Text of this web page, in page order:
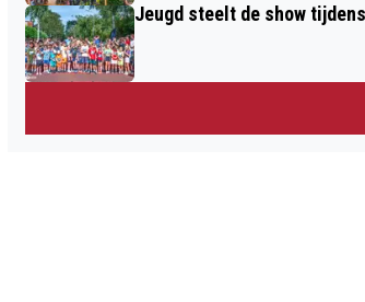
Jeugd steelt de show